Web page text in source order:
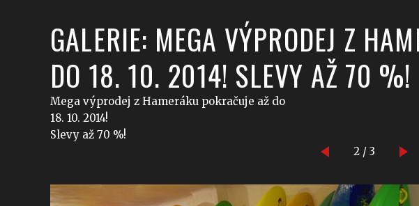
GALERIE: MEGA VÝPRODEJ Z
DO 18. 10. 2014! SLEVY AŽ 70 %!
Mega výprodej z Hameráku pokračuje až do
18. 10. 2014!
Slevy až 70 %!
2 / 3